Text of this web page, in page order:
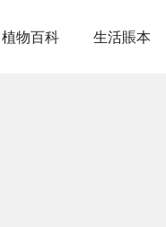
植物百科 生活賬本